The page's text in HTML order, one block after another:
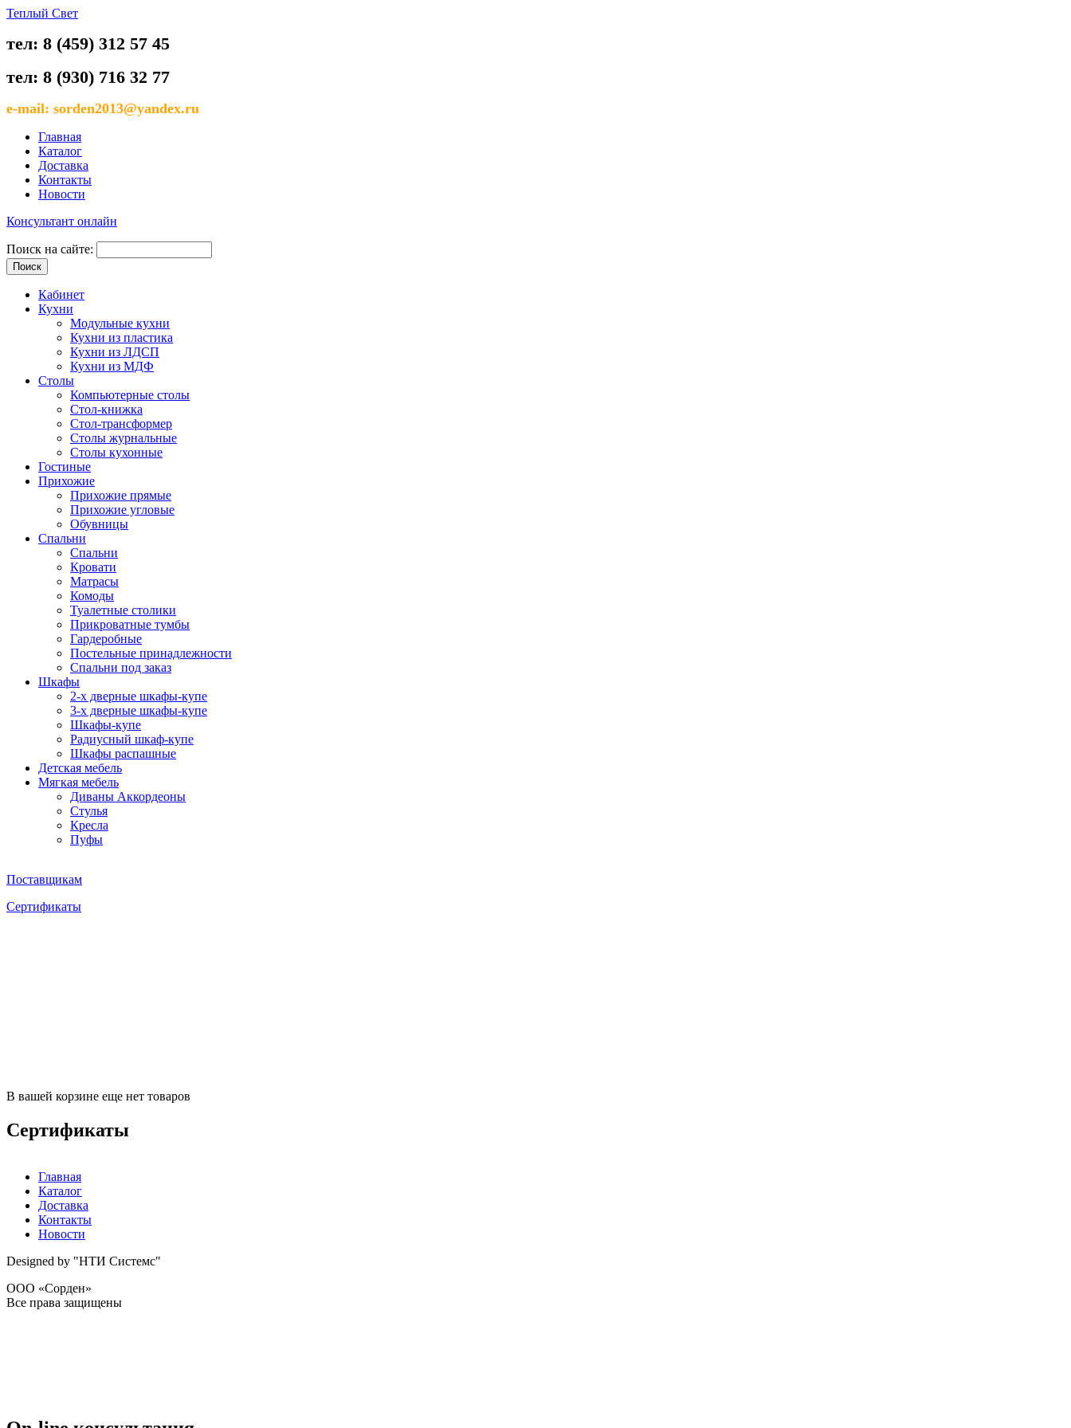
Теплый Свет
тел: 8 (459) 312 57 45
тел: 8 (930) 716 32 77
e-mail: sorden2013@yandex.ru
Главная
Каталог
Доставка
Контакты
Новости
Консультант онлайн
Поиск на сайте:
Кабинет
Кухни
Модульные кухни
Кухни из пластика
Кухни из ЛДСП
Кухни из МДФ
Столы
Компьютерные столы
Стол-книжка
Стол-трансформер
Столы журнальные
Столы кухонные
Гостиные
Прихожие
Прихожие прямые
Прихожие угловые
Обувницы
Спальни
Спальни
Кровати
Матрасы
Комоды
Туалетные столики
Прикроватные тумбы
Гардеробные
Постельные принадлежности
Спальни под заказ
Шкафы
2-х дверные шкафы-купе
3-х дверные шкафы-купе
Шкафы-купе
Радиусный шкаф-купе
Шкафы распашные
Детская мебель
Мягкая мебель
Диваны Аккордеоны
Стулья
Кресла
Пуфы
Поставщикам
Сертификаты
В вашей корзине еще нет товаров
Сертификаты
Главная
Каталог
Доставка
Контакты
Новости
Designed by "НТИ Системс"
ООО «Сорден»
Все права защищены